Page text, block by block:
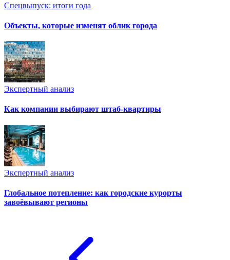
Спецвыпуск: итоги года
Объекты, которые изменят облик города
Экспертный анализ
Как компании выбирают штаб-квартиры
Экспертный анализ
Глобальное потепление: как городские курорты
завоёвывают регионы